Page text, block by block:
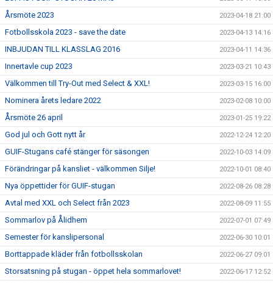
Årsmöte 2023 2023-04-18 21:00
Fotbollsskola 2023 - save the date 2023-04-13 14:16
INBJUDAN TILL KLASSLAG 2016 2023-04-11 14:36
Innertavle cup 2023 2023-03-21 10:43
Välkommen till Try-Out med Select & XXL! 2023-03-15 16:00
Nominera årets ledare 2022 2023-02-08 10:00
Årsmöte 26 april 2023-01-25 19:22
God jul och Gott nytt år 2022-12-24 12:20
GUIF-Stugans café stänger för säsongen 2022-10-03 14:09
Förändringar på kansliet - välkommen Silje! 2022-10-01 08:40
Nya öppettider för GUIF-stugan 2022-08-26 08:28
Avtal med XXL och Select från 2023 2022-08-09 11:55
Sommarlov på Ålidhem 2022-07-01 07:49
Semester för kanslipersonal 2022-06-30 10:01
Borttappade kläder från fotbollsskolan 2022-06-27 09:01
Storsatsning på stugan - öppet hela sommarlovet! 2022-06-17 12:52